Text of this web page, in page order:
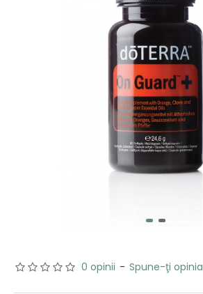
0 opinii - Spune-ţi opinia